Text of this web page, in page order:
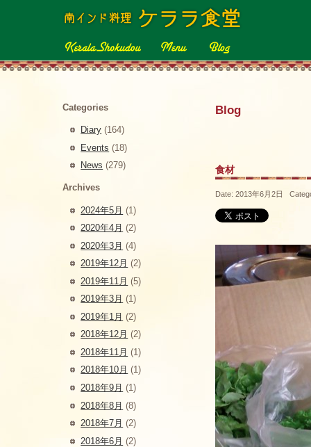
Blog
食材
Date: 2013年6月2日
Categories
Diary (164)
Events (18)
News (279)
Archives
2024年5月 (1)
2020年4月 (2)
2020年3月 (4)
2019年12月 (2)
2019年11月 (5)
2019年3月 (1)
2019年1月 (2)
2018年12月 (2)
2018年11月 (1)
2018年10月 (1)
2018年9月 (1)
2018年8月 (8)
2018年7月 (2)
2018年6月 (2)